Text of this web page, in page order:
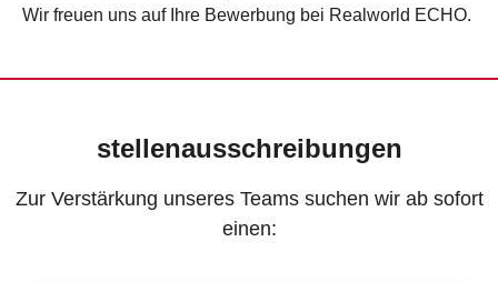
Wir freuen uns auf Ihre Bewerbung bei Realworld ECHO.
stellenausschreibungen
Zur Verstärkung unseres Teams suchen wir ab sofort
einen: